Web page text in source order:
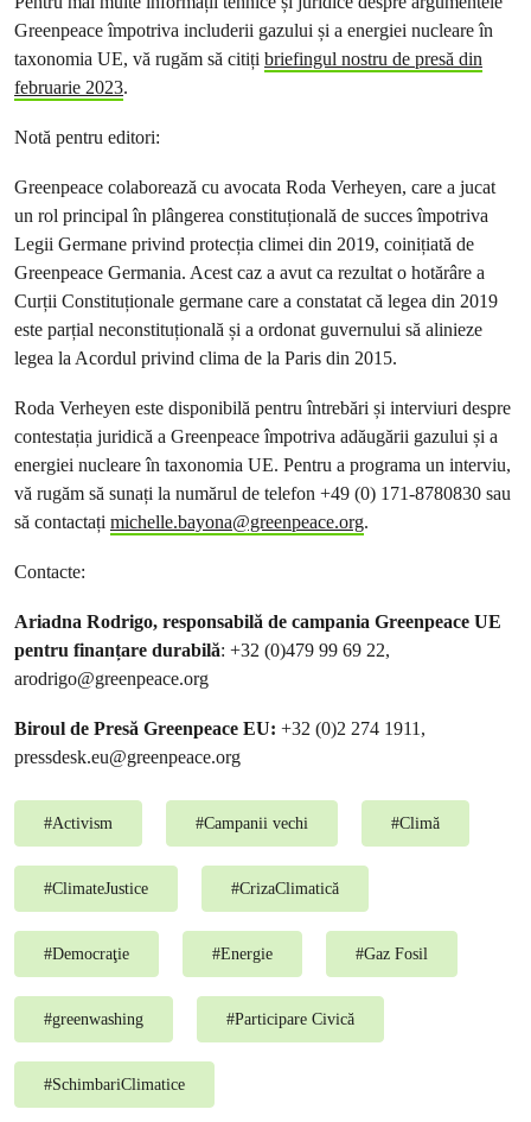
Greenpeace împotriva includerii gazului și a energiei nucleare în
taxonomia UE, vă rugăm să citiți briefingul nostru de presă din
februarie 2023.
Notă pentru editori:
Greenpeace colaborează cu avocata Roda Verheyen, care a jucat
un rol principal în plângerea constituțională de succes împotriva
Legii Germane privind protecția climei din 2019, coinițiată de
Greenpeace Germania. Acest caz a avut ca rezultat o hotărâre a
Curții Constituționale germane care a constatat că legea din 2019
este parțial neconstituțională și a ordonat guvernului să alinieze
legea la Acordul privind clima de la Paris din 2015.
Roda Verheyen este disponibilă pentru întrebări și interviuri despre
contestația juridică a Greenpeace împotriva adăugării gazului și a
energiei nucleare în taxonomia UE. Pentru a programa un interviu,
vă rugăm să sunați la numărul de telefon +49 (0) 171-8780830 sau
să contactați michelle.bayona@greenpeace.org.
Contacte:
Ariadna Rodrigo, responsabilă de campania Greenpeace UE
pentru finanțare durabilă: +32 (0)479 99 69 22,
arodrigo@greenpeace.org
Biroul de Presă Greenpeace EU: +32 (0)2 274 1911,
pressdesk.eu@greenpeace.org
#Activism #Campanii vechi #Climă
#ClimateJustice #CrizaClimatică
#Democraţie #Energie #Gaz Fosil
#greenwashing #Participare Civică
#SchimbariClimatice